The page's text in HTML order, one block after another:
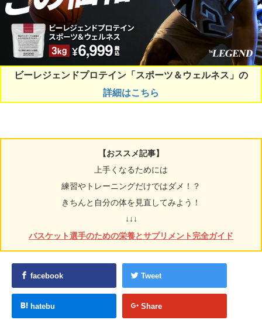
ビーレジェンドプロテイン「スポーツ＆ウェルネス」の
詳細はこちら
【おススメ記事】
上手くなるためには
練習やトレーニングだけではダメ！？
きちんと自分の体を見直してみよう！
↓↓↓
バスケット選手のための栄養とサプリメント完全ガイド
facebook Tweet
hatebu Share